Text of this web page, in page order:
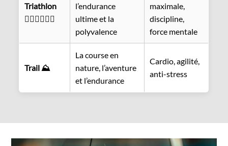
Triathlon
🏊‍♂️🚴‍♂️🏃‍♂️
l’endurance
ultime et la
polyvalence
maximale,
discipline,
force mentale
Trail ⛰️
La course en
nature, l’aventure
et l’endurance
Cardio, agilité,
anti-stress